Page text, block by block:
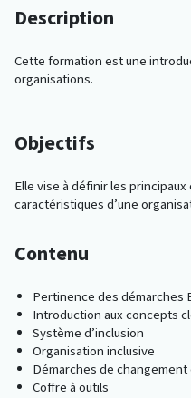
Description
Cette formation est une
organisations.
Objectifs
Elle vise à définir les
caractéristiques d’une
Contenu
Pertinence des démarches
Introduction aux concepts
Système d’inclusion
Organisation inclusive
Démarches de changement
Coffre à outils